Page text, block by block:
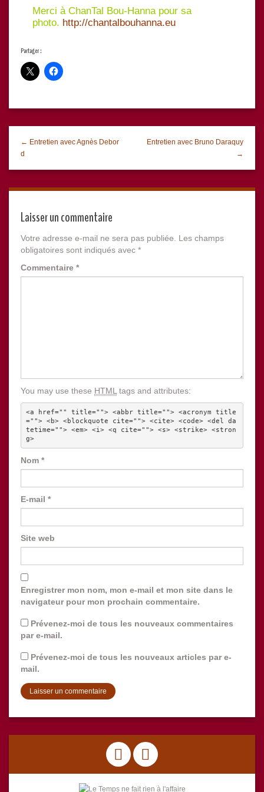
Merci à ChanTal Bou-Hanna pour sa
photo. http://chantalbouhanna.eu
Partager :
← Entretien avec Agnès Debor
d
Entretien avec Bruno Daraquy
→
Laisser un commentaire
Votre adresse e-mail ne sera pas publiée.
Les champs
obligatoires sont indiqués avec *
Commentaire *
You may use these HTML tags and attributes:
<a href="" title=""> <abbr title=""> <acronym title
=""> <b> <blockquote cite=""> <cite> <code> <del da
tetime=""> <em> <i> <q cite=""> <s> <strike> <stron
g>
Nom *
E-mail *
Site web
Enregistrer mon nom, mon e-mail et mon site dans le
navigateur pour mon prochain commentaire.
Prévenez-moi de tous les nouveaux commentaires
par e-mail.
Prévenez-moi de tous les nouveaux articles par e-
mail.